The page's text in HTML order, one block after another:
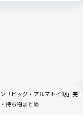
「ビッグ・アルマトイ湖」完
持ち物まとめ